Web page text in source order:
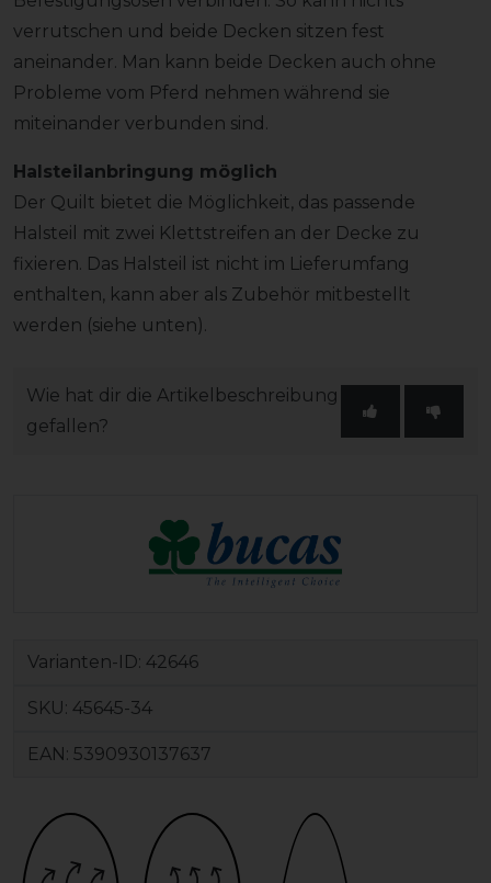
verrutschen und beide Decken sitzen fest
aneinander. Man kann beide Decken auch ohne
Probleme vom Pferd nehmen während sie
miteinander verbunden sind.
Halsteilanbringung möglich
Der Quilt bietet die Möglichkeit, das passende
Halsteil mit zwei Klettstreifen an der Decke zu
fixieren. Das Halsteil ist nicht im Lieferumfang
enthalten, kann aber als Zubehör mitbestellt
werden (siehe unten).
Wie hat dir die Artikelbeschreibung
gefallen?
Varianten-ID: 42646
SKU: 45645-34
EAN: 5390930137637